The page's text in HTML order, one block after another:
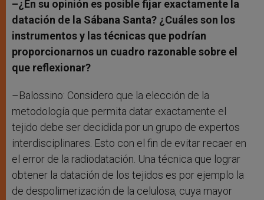
–¿En su opinión es posible fijar exactamente la
datación de la Sábana Santa? ¿Cuáles son los
instrumentos y las técnicas que podrían
proporcionarnos un cuadro razonable sobre el
que reflexionar?
–Balossino: Considero que la elección de la
metodología que permita datar exactamente el
tejido debe ser decidida por un grupo de expertos
interdisciplinares. Esto con el fin de evitar recaer en
el error de la radiodatación. Una técnica que lograr
obtener la datación de los tejidos es por ejemplo la
de despolimerización de la celulosa, cuya mayor